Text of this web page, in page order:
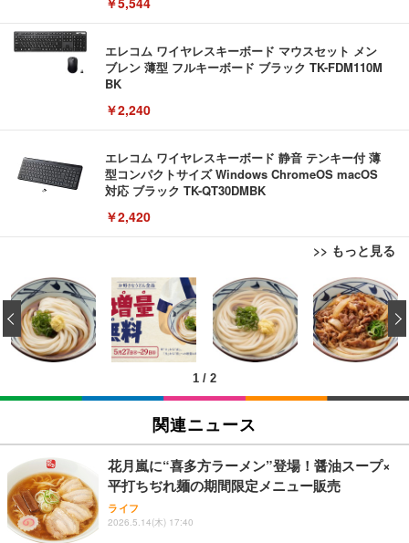
リーホワイト（かな印字なし）, JISレイアウト)
エレコム ワイヤレスキーボード マウスセット メン
ブレン 薄型 フルキーボード ブラック TK-FDM110M
BK
￥2,240
エレコム ワイヤレスキーボード 静音 テンキー付 薄
型コンパクトサイズ Windows ChromeOS macOS
対応 ブラック TK-QT30DMBK
￥2,420
>> もっと見る
【リチャージWiFi】バッテリーレス 日本100GB+世
界3GB 365日 ポケット WiFi ギガ付 海外利用可能
【TD12-100GB/365日】
￥9,980
【限定10GB増量モデル】国内メーカー直営 ポケッ
内ギガ付) ギガ割引クーポン毎月付与 端末買い切り
契約・クレカ不要 利用分だけ都度チャージ 充電不要
バッテリーレス 海外利用可能 ([X200]100GB/365日)
【ecoco】 1年間 100GB 充電式 リチャージ 型 ポケ
ット Wi-Fi 契約不要 月額費用なし 【紛失・水濡れ・
落下も1年間交換保証】 工事不要 長時間利用 ギガ
ブラックニッカ ニッカ Nikka ウィスキー4000ml ブ
ラックニッカクリア ウヰスキー 【日本 アサヒ ウィ
スキー】 大容量 お得 4リットル
￥3,940
【Amazon.co.jp限定】コロナ・エキストラ Corona
ト] [ギフトBox入り]
霧島酒造 チューパック黒霧島 25度 [ 焼酎 宮崎県 18
00ml×2本 ]
松阪牛 グルメ ハンバーグ 【誕生日ギフトセット】
誕生日プレゼント 高級 ハンバーグ 肉 ギフト 牛肉
食べ物 冷凍 高級 内祝 お返し 人気 お取り寄せ グル
メ 出産 男性 土産 女性 お父さん お母さん
￥4,000
松阪牛 グルメ ハンバーグ【オレンジ花束カード】
べ物 冷凍 高級 プレゼント 内祝 お返し 人気 お取り
寄せ グルメ
父の日ギフト 松阪牛 グルメ ハンバーグ【父の日短
冊 ブルー花束カード】父の日 食べ物 肉 父 お父さん
お取り寄せグルメ おつまみ ハンバーグギフト 冷凍
1 / 2
‹
関連ニュース
花月嵐に“喜多方ラーメン”登場！醤油スープ×
平打ちぢれ麺の期間限定メニュー販売
ライフ
2026.5.14(木) 17:40